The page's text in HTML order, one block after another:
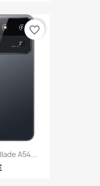
A54...
favorite_border